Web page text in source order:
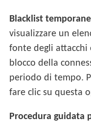
Blacklist
visualizzare un
fonte degli attacchi
blocco della
periodo di tempo.
fare clic su questa
Procedura guidata